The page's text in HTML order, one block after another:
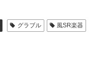
グラブル 風SR楽器